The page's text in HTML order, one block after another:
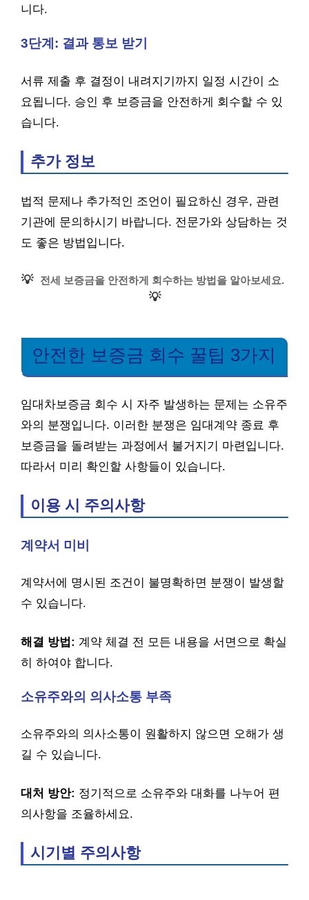
니다.
3단계: 결과 통보 받기
서류 제출 후 결정이 내려지기까지 일정 시간이 소
요됩니다. 승인 후 보증금을 안전하게 회수할 수 있
습니다.
추가 정보
법적 문제나 추가적인 조언이 필요하신 경우, 관련
기관에 문의하시기 바랍니다. 전문가와 상담하는 것
도 좋은 방법입니다.
💡 전세 보증금을 안전하게 회수하는 방법을 알아보세요.
💡
안전한 보증금 회수 꿀팁 3가지
임대차보증금 회수 시 자주 발생하는 문제는 소유주
와의 분쟁입니다. 이러한 분쟁은 임대계약 종료 후
보증금을 돌려받는 과정에서 불거지기 마련입니다.
따라서 미리 확인할 사항들이 있습니다.
이용 시 주의사항
계약서 미비
계약서에 명시된 조건이 불명확하면 분쟁이 발생할
수 있습니다.
해결 방법: 계약 체결 전 모든 내용을 서면으로 확실
히 하여야 합니다.
소유주와의 의사소통 부족
소유주와의 의사소통이 원활하지 않으면 오해가 생
길 수 있습니다.
대처 방안: 정기적으로 소유주와 대화를 나누어 편
의사항을 조율하세요.
시기별 주의사항